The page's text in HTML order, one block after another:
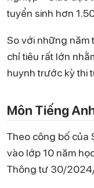
tuyển sinh hơn
So với những năm
chỉ tiêu rất lớn
huynh trước kỳ thi
Môn Tiếng
Theo công bố của
vào lớp 10 năm
Thông tư 30/